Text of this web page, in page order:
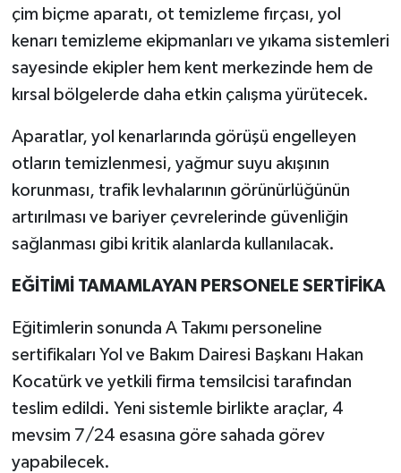
çim biçme aparatı, ot temizleme fırçası, yol
kenarı temizleme ekipmanları ve yıkama sistemleri
sayesinde ekipler hem kent merkezinde hem de
kırsal bölgelerde daha etkin çalışma yürütecek.
Aparatlar, yol kenarlarında görüşü engelleyen
otların temizlenmesi, yağmur suyu akışının
korunması, trafik levhalarının görünürlüğünün
artırılması ve bariyer çevrelerinde güvenliğin
sağlanması gibi kritik alanlarda kullanılacak.
EĞİTİMİ TAMAMLAYAN PERSONELE SERTİFİKA
Eğitimlerin sonunda A Takımı personeline
sertifikaları Yol ve Bakım Dairesi Başkanı Hakan
Kocatürk ve yetkili firma temsilcisi tarafından
teslim edildi. Yeni sistemle birlikte araçlar, 4
mevsim 7/24 esasına göre sahada görev
yapabilecek.